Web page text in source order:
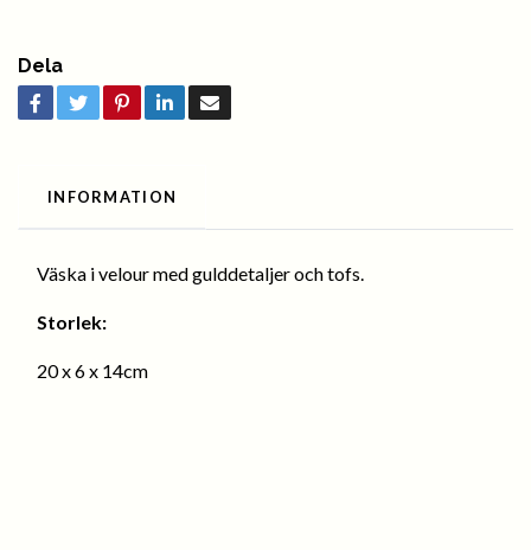
Dela
INFORMATION
Väska i velour med gulddetaljer och tofs.
Storlek:
20 x6 x 14cm